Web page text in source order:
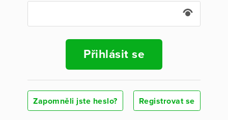
Přihlásit se
Zapomněli jste heslo? Registrovat se